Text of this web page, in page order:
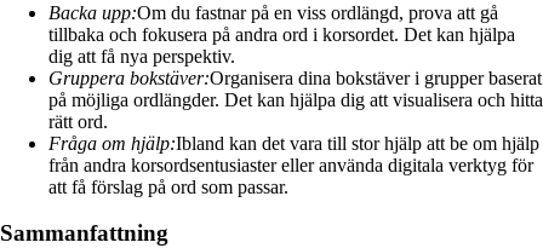
Backa upp:Om du fastnar på en viss ordlängd, prova att gå
tillbaka och fokusera på andra ord i korsordet. Det kan hjälpa
dig att få nya perspektiv.
Gruppera bokstäver:Organisera dina bokstäver i grupper baserat
på möjliga ordlängder. Det kan hjälpa dig att visualisera och hitta
rätt ord.
Fråga om hjälp:Ibland kan det vara till stor hjälp att be om hjälp
från andra korsordsentusiaster eller använda digitala verktyg för
att få förslag på ord som passar.
Sammanfattning